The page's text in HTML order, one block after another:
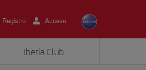
Registro Acceso
Iberia Club